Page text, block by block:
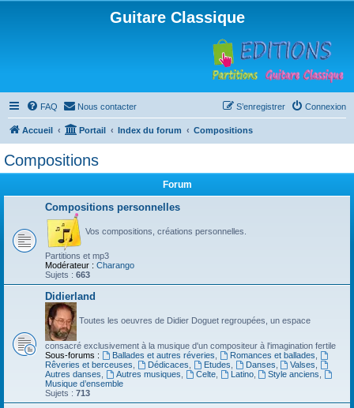
Guitare Classique
FAQ Nous contacter Connexion
S’enregistrer
Accueil Portail Index du forum Compositions
Compositions
Forum
Compositions personnelles
Vos compositions, créations personnelles.
Partitions et mp3
Modérateur : Charango
Sujets : 663
Didierland
Toutes les oeuvres de Didier Doguet regroupées, un espace
consacré exclusivement à la musique d'un compositeur à l'imagination fertile
Sous-forums :
Ballades et autres réveries Romances et ballades
Rêveries et berceuses
Dédicaces Etudes Danses Valses
Autres danses
Autres musiques Celte, Latino, Style anciens
Musique d’ensemble
Sujets : 713